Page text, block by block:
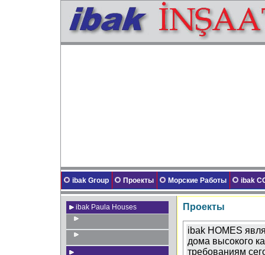
ibak Group Проекты Морские Работы ibak
ibak Paula Houses Проекты
ibak HOMES
дома высокого
требованиям